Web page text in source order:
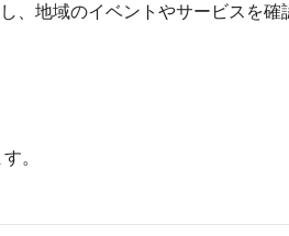
サイト、およびプレーン テキ
、地域のイベントやサービスを
。